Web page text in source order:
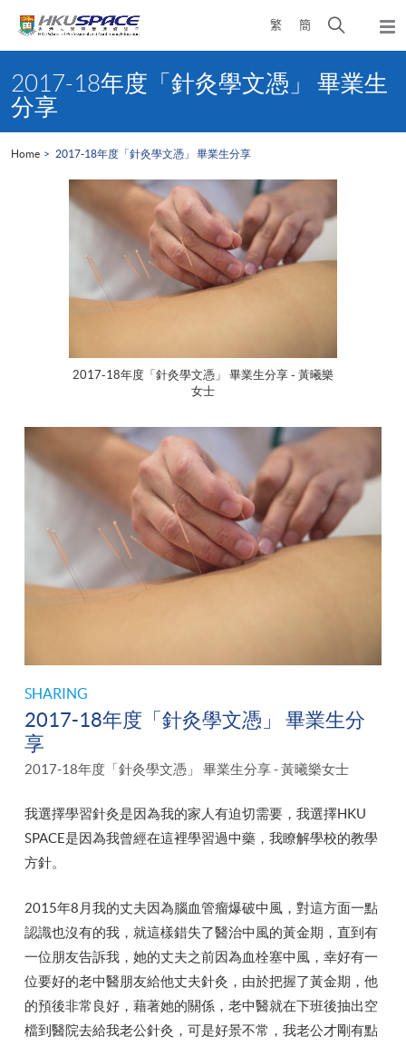
繁 簡
Open
search
panel
content
start2017-18年度「針灸學文憑」 畢業生
分享
Home 2017-18年度「針灸學文憑」 畢業生分享
SHARING
2017-18年度「針灸學文憑」 畢業生分
享
2017-18年度「針灸學文憑」 畢業生分享 - 黃曦樂女士
我選擇學習針灸是因為我的家人有迫切需要，我選擇HKU
SPACE是因為我曾經在這裡學習過中藥，我瞭解學校的教學
方針。
2015年8月我的丈夫因為腦血管瘤爆破中風，對這方面一點
認識也沒有的我，就這樣錯失了醫治中風的黃金期，直到有
一位朋友告訴我，她的丈夫之前因為血栓塞中風，幸好有一
位要好的老中醫朋友給他丈夫針灸，由於把握了黃金期，他
的預後非常良好，藉著她的關係，老中醫就在下班後抽出空
檔到醫院去給我老公針灸，可是好景不常，我老公才剛有點
2017-18年度「針灸學文憑」 畢業生分享 - 黃曦樂
女士